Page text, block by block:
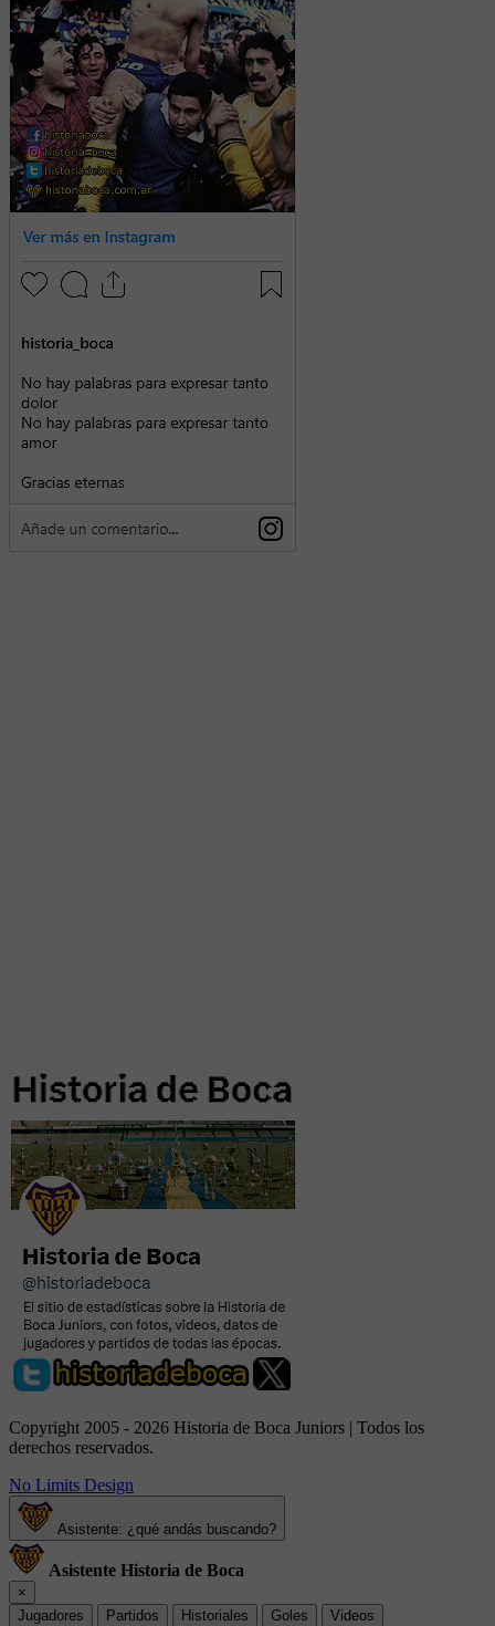
Copyright 2005 - 2026 Historia de Boca Juniors | Todos los
derechos reservados.
No Limits Design
Asistente: ¿qué andás buscando?
Asistente Historia de Boca
×
Jugadores
Partidos Historiales Goles Videos